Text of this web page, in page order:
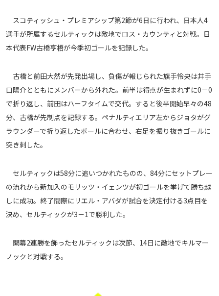
ABEMAの視聴について
iOS Apps
Web
TV
スコティッシュ・プレミアシップ第2節が6日に行われ、日本人4
選手が所属するセルティックは敵地でロス・カウンティと対戦。日
本代表FW古橋亨梧が今季初ゴールを記録した。
古橋と前田大然が先発出場し、負傷が報じられた旗手怜央は井手
口陽介とともにメンバーから外れた。前半は得点が生まれずに0－0
で折り返し、前田はハーフタイムで交代。すると後半開始早々の48
分、古橋が先制点を記録する。ペナルティエリア左からジョタがグ
ラウンダーで折り返したボールに合わせ、右足を振り抜きゴールに
突き刺した。
セルティックは58分に追いつかれたものの、84分にセットプレー
の流れから新加入のモリッツ・イェンツが初ゴールを挙げて勝ち越
しに成功。終了間際にリエル・アバダが試合を決定付ける3点目を
決め、セルティックが3－1で勝利した。
開幕2連勝を飾ったセルティックは次節、14日に敵地でキルマー
ノックと対戦する。